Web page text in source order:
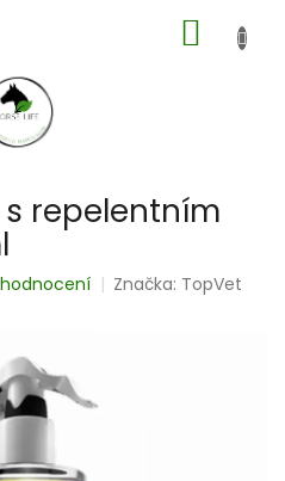
KOŠÍK
repelentním
Značka: TopVet